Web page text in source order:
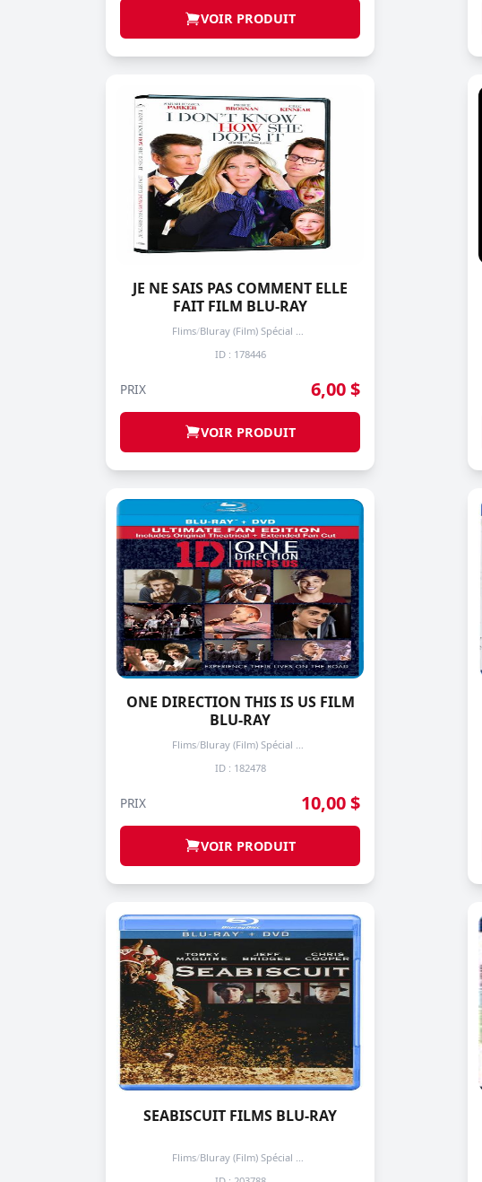
VOIR PRODUIT
JE NE SAIS PAS COMMENT ELLE
FAIT FILM BLU-RAY
Flims/
ID : 178446
PRIX 6,00 $
VOIR PRODUIT
ONE DIRECTION THIS IS US FILM
BLU-RAY
Flims/
ID : 182478
PRIX 10,00 $
VOIR PRODUIT
SEABISCUIT FILMS BLU-RAY
Flims/
Bluray (Film) Spécial + de 3 prochain -50%